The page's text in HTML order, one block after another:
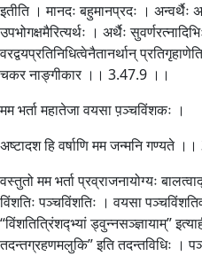
इतीति । मानदः बहुमानप्रदः । अन्वर्थैः
उपभोगक्षमैरित्यर्थः । अर्थैः
वरद्वयप्रतिनिधित्वेनैतानर्थान्
चकर नाङ्गीकार ।। 3.47.9 ।।
मम भर्ता महातेजा वयसा प़ञ्चविंशकः ।
अष्टादश हि वर्षाणि मम जन्मनि गण्यते
वस्तुतो मम भर्ता प्रव्राजनायोग्यः
विंशतिः पञ्चविंशतिः । वयसा
“विंशतित्रिंशद्भ्यां ड्वुन्नसञ्ज्ञायाम्”
तदन्तग्रहणमलुकि” इति तदन्तविधिः ।